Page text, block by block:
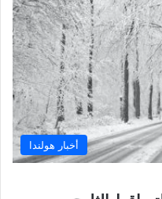
أخبار هولندا